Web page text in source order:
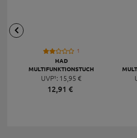
1
HAD
MULTIFUNKTIONSTUCH
COOLMAX ECO, 50 CM
UVP¹: 15,95 €
12,91 €